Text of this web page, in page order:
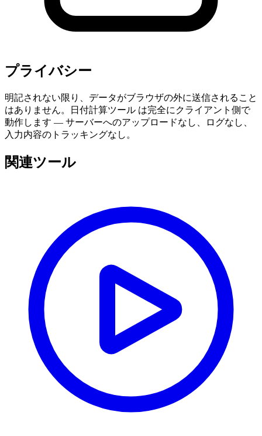
プライバシー
明記されない限り、データがブラウザの外に送信されること
はありません。日付計算ツール は完全にクライアント側で
動作します — サーバーへのアップロードなし、ログなし、
入力内容のトラッキングなし。
関連ツール